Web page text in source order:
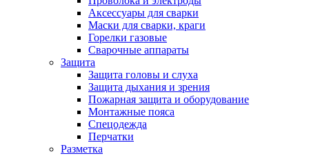
Аксессуары для сварки
Маски для сварки, краги
Горелки газовые
Сварочные аппараты
Защита
Защита головы и слуха
Защита дыхания и зрения
Пожарная защита и оборудование
Монтажные пояса
Спецодежда
Перчатки
Разметка